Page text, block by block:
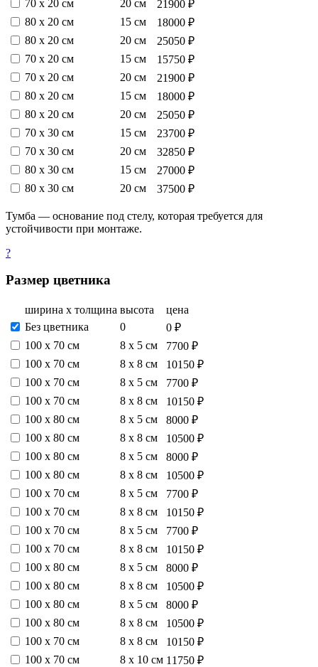
70 х 20 см 20 см
21900 ₽
80 х 20 см
15 см
18000 ₽
80 х 20 см
20 см
25050 ₽
70 х 20 см
15 см
15750 ₽
70 х 20 см
20 см
21900 ₽
80 х 20 см
15 см
18000 ₽
80 х 20 см
20 см
25050 ₽
70 х 30 см
15 см
23700 ₽
70 х 30 см
20 см
32850 ₽
80 х 30 см
15 см
27000 ₽
80 х 30 см
20 см 37500 ₽
Тумба — основание под стелу, которая требуется для
устойчивости при монтаже.
?
Размер цветника
ширина х толщина высота
цена
Без цветника
0
0 ₽
100 х 70 см
8 х 5 см
7700 ₽
100 х 70 см
8 х 8 см
10150 ₽
100 х 70 см
8 х 5 см
7700 ₽
100 х 70 см
8 х 8 см
10150 ₽
100 х 80 см
8 х 5 см
8000 ₽
100 х 80 см
8 х 8 см
10500 ₽
100 х 80 см
8 х 5 см
8000 ₽
100 х 80 см
8 х 8 см
10500 ₽
100 х 70 см
8 х 5 см
7700 ₽
100 х 70 см
8 х 8 см
10150 ₽
100 х 70 см
8 х 5 см
7700 ₽
100 х 70 см
8 х 8 см
10150 ₽
100 х 80 см
8 х 5 см
8000 ₽
100 х 80 см
8 х 8 см
10500 ₽
100 х 80 см
8 х 5 см
8000 ₽
100 х 80 см
8 х 8 см
10500 ₽
100 х 70 см
8 х 8 см
10150 ₽
100 х 70 см
8 х 10 см 11750 ₽